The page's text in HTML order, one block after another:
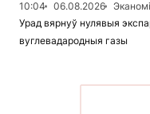
10:04
06.08.2026
Урад вярнуў нулявыя
вуглевадародныя газы